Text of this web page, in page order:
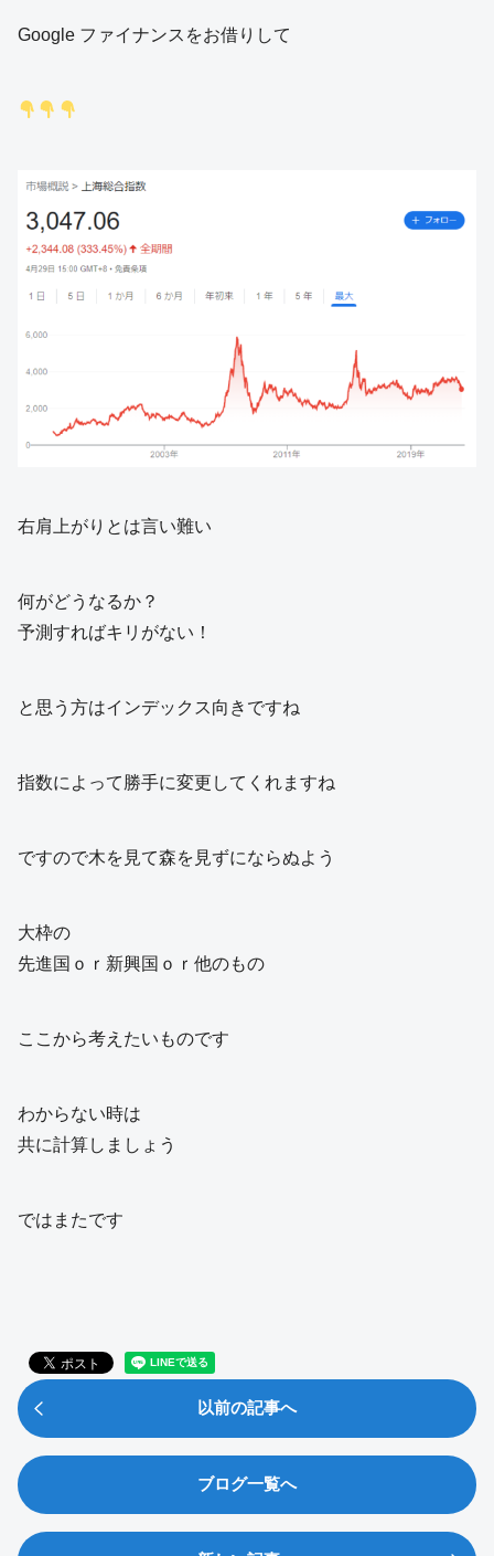
Google ファイナンスをお借りして
右肩上がりとは言い難い
何がどうなるか？
予測すればキリがない！
と思う方はインデックス向きですね
指数によって勝手に変更してくれますね
ですので木を見て森を見ずにならぬよう
大枠の
先進国ｏｒ新興国ｏｒ他のもの
ここから考えたいものです
わからない時は
共に計算しましょう
ではまたです
以前の記事へ
ブログ一覧へ